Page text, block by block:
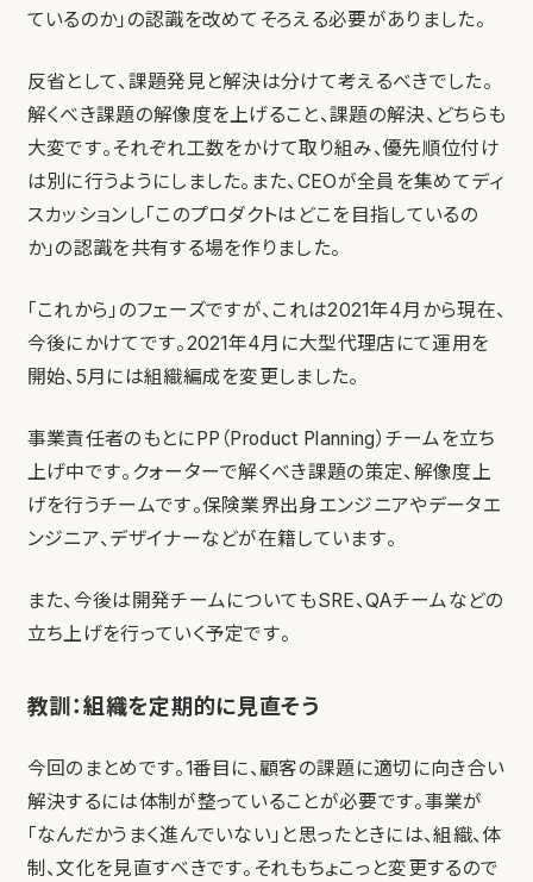
ているのか」の認識を改めてそろえる必要がありました。
反省として、課題発見と解決は分けて考えるべきでした。
解くべき課題の解像度を上げること、課題の解決、どちらも
大変です。それぞれ工数をかけて取り組み、優先順位付け
は別に行うようにしました。また、CEOが全員を集めてディ
スカッションし「このプロダクトはどこを目指しているの
か」の認識を共有する場を作りました。
「これから」のフェーズですが、これは2021年4月から現在、
今後にかけてです。2021年4月に大型代理店にて運用を
開始、5月には組織編成を変更しました。
事業責任者のもとにPP（Product Planning）チームを立ち
上げ中です。クォーターで解くべき課題の策定、解像度上
げを行うチームです。保険業界出身エンジニアやデータエ
ンジニア、デザイナーなどが在籍しています。
また、今後は開発チームについてもSRE、QAチームなどの
立ち上げを行っていく予定です。
教訓：組織を定期的に見直そう
今回のまとめです。1番目に、顧客の課題に適切に向き合い
解決するには体制が整っていることが必要です。事業が
「なんだかうまく進んでいない」と思ったときには、組織、体
制、文化を見直すべきです。それもちょこっと変更するので